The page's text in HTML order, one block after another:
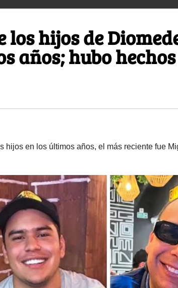
hijos de
años; hubo hechos
hijos en los últimos años, el más reciente fue